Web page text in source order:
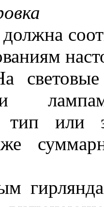
световые
или